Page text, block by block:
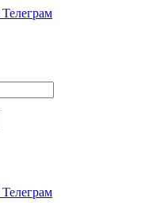
Телеграм
Телеграм